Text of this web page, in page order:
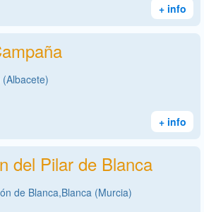
+ info
+ info
del Pilar de Blanca
de Blanca,Blanca (Murcia)